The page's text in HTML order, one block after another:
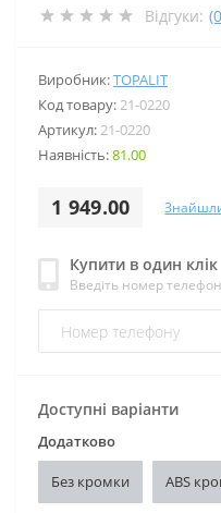
Відгуки:
Виробник:TOPALIT
Код товару:21-0220
Артикул:21-0220
Наявність:81.00
1 949.00
Купити в один клік
Введіть номер
Доступні варіанти
Додатково
Без кромки ABS